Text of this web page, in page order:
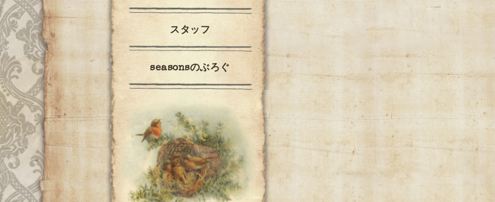
スタッフ
seasonsのぶろぐ